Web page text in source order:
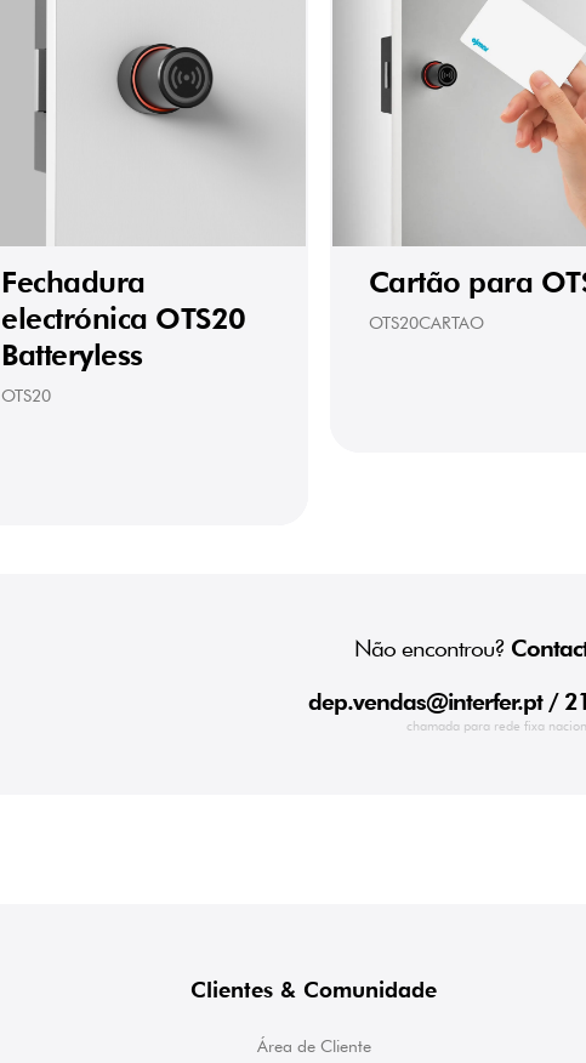
Fechadura
electrónica OTS20
Batteryless
OTS20
Cartão para
OTS20CARTAO
Não encontrou?
dep.vendas@interfer.pt/
chamada para rede fixa
Clientes & Comunidade
Área de Cliente